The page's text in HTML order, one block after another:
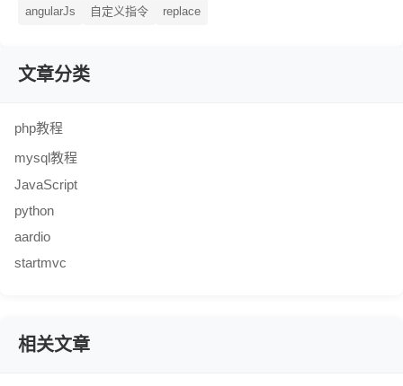
angularJs 自定义指令 replace
文章分类
php教程
mysql教程
JavaScript
python
aardio
startmvc
相关文章